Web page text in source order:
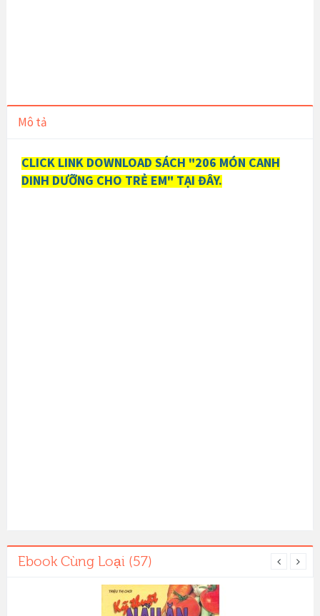
Mô tả
CLICK LINK DOWNLOAD SÁCH "206 MÓN CANH
DINH DƯỠNG CHO TRẺ EM" TẠI ĐÂY.
Ebook Cùng Loại (57)